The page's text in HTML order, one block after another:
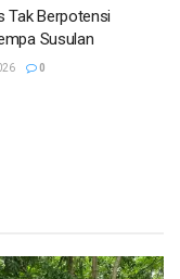
Tak Berpotensi
Susulan
0